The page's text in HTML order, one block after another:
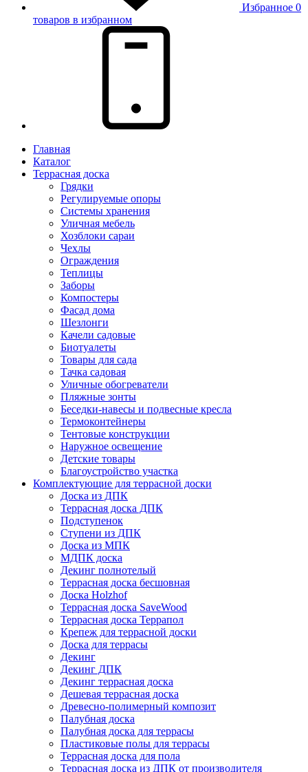
Избранное 0
товаров в избранном
Главная
Каталог
Террасная доска
Грядки
Регулируемые опоры
Системы хранения
Уличная мебель
Хозблоки сараи
Чехлы
Ограждения
Теплицы
Заборы
Компостеры
Фасад дома
Шезлонги
Качели садовые
Биотуалеты
Товары для сада
Тачка садовая
Уличные обогреватели
Пляжные зонты
Беседки-навесы и подвесные кресла
Термоконтейнеры
Тентовые конструкции
Наружное освещение
Детские товары
Благоустройство участка
Комплектующие для террасной доски
Доска из ДПК
Террасная доска ДПК
Подступенок
Ступени из ДПК
Доска из МПК
МДПК доска
Декинг полнотелый
Террасная доска бесшовная
Доска Holzhof
Террасная доска SaveWood
Террасная доска Террапол
Крепеж для террасной доски
Доска для террасы
Декинг
Декинг ДПК
Декинг террасная доска
Дешевая террасная доска
Древесно-полимерный композит
Палубная доска
Палубная доска для террасы
Пластиковые полы для террасы
Террасная доска для пола
Террасная доска из ДПК от производителя